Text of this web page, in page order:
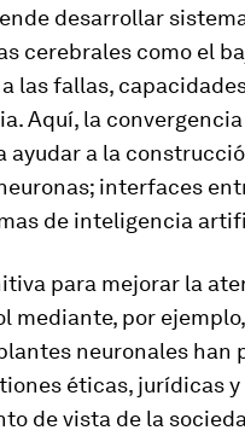
desarrollar
cerebrales como el
las fallas,
Aquí, la convergencia
ayudar a la
interfaces
de inteligencia
para mejorar la
mediante, por
neuronales han
éticas, jurídicas y
de vista de la